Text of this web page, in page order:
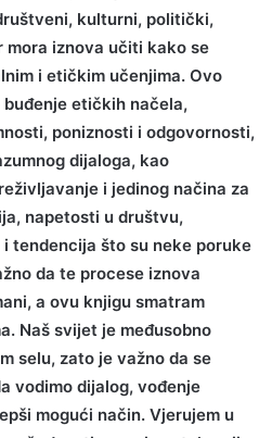
kulturni, politički,
iznova učiti kako se
i etičkim učenjima. Ovo
etičkih načela,
poniznosti i odgovornosti,
dijaloga, kao
i jedinog načina za
napetosti u društvu,
tendencija što su neke poruke
da te procese iznova
a ovu knjigu smatram
Naš svijet je međusobno
selu, zato je važno da se
vodimo dijalog, vođenje
mogući način. Vjerujem u